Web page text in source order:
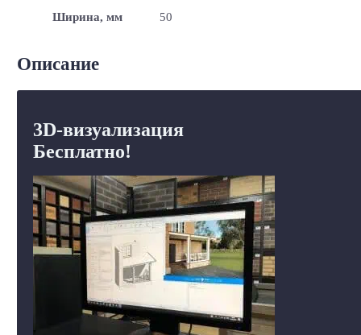
Ширина, мм 50
Описание
3D-визуализация
Бесплатно!